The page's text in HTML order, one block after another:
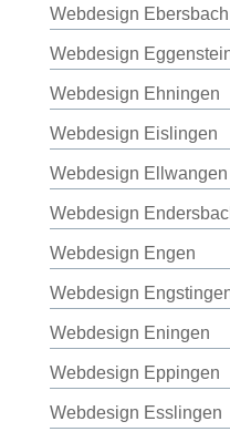
Webdesign
Webdesign
Webdesign Ehningen
Webdesign Eislingen
Webdesign Ellwangen
Webdesign
Webdesign Engen
Webdesign
Webdesign Eningen
Webdesign Eppingen
Webdesign Esslingen